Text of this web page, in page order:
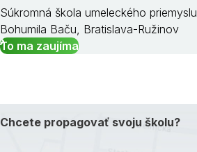
Súkromná škola umeleckého priemyslu
Bohumila Baču, Bratislava-Ružinov
To ma zaujíma
Chcete propagovať svoju školu?